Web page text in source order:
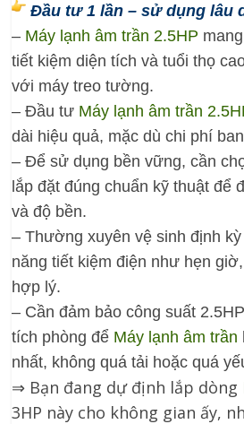
Đầu tư 1 lần – sử dụng lâu
– Máy lạnh âm trần 2.5HP
tiết kiệm diện tích và tuổi thọ
với máy treo tường.
– Đầu tư Máy lạnh âm trần
dài hiệu quả, mặc dù chi phí
– Để sử dụng bền vững, cần
lắp đặt đúng chuẩn kỹ thuật để
và độ bền.
– Thường xuyên vệ sinh định
năng tiết kiệm điện như hẹn
hợp lý.
– Cần đảm bảo công suất
tích phòng để Máy lạnh âm trần
nhất, không quá tải hoặc quá
⇒ Bạn đang dự định lắp dòng
3HP này cho không gian ấy,